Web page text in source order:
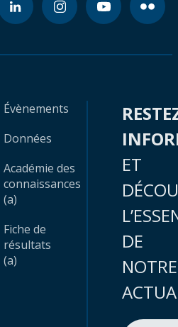
Évènements
Données
Académie des
connaissances
(a)
Fiche de
résultats
(a)
ET
DE
NOTRE